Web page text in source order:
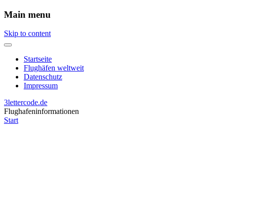
Main menu
Skip to content
Startseite
Flughäfen weltweit
Datenschutz
Impressum
3lettercode.de
Flughafeninformationen
Start